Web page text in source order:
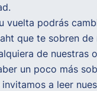
vuelta podrás
que te sobren de
de nuestras
un poco más
invitamos a leer